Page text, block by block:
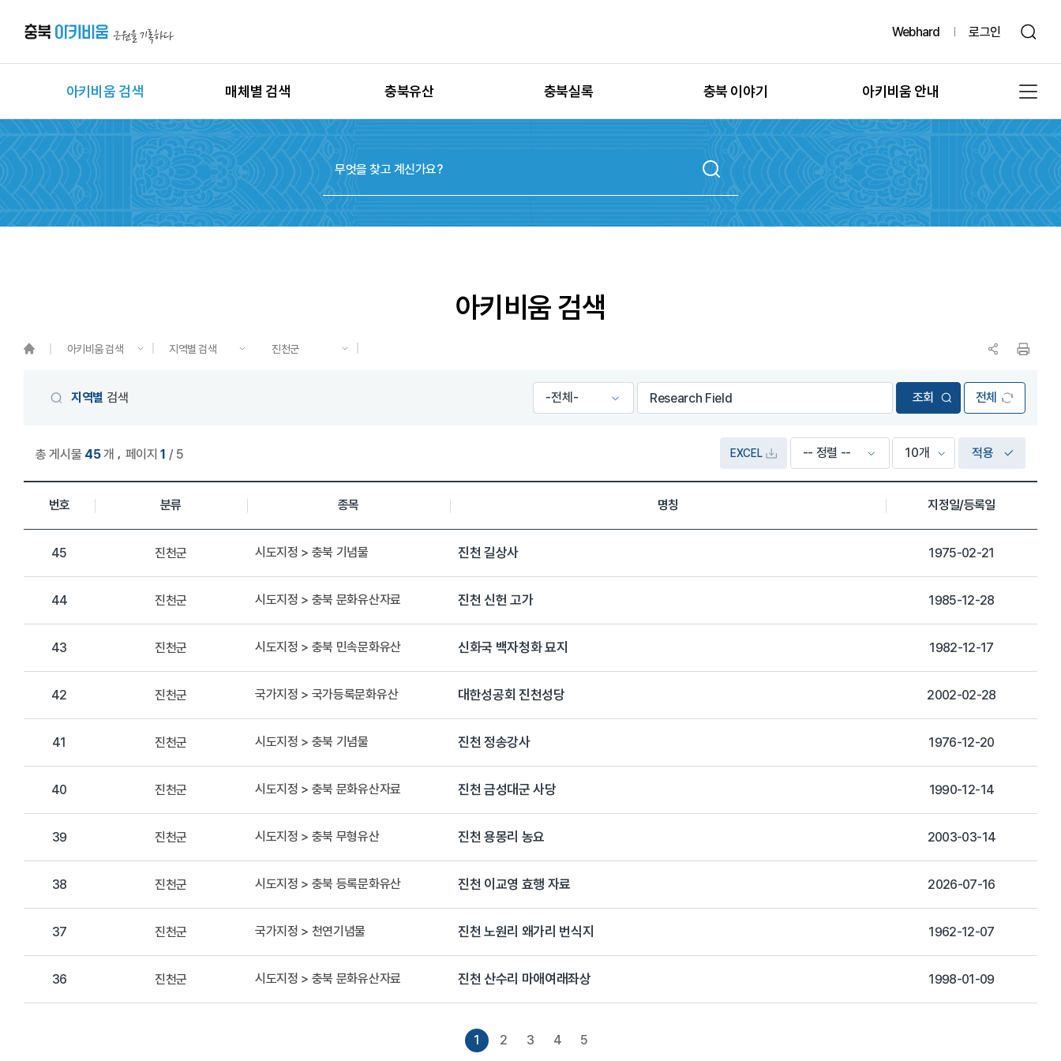
Webhard 로그인
아키비움 검색
상세검색
지역별 검색
시대별 검색
매체별 검색
이미지
동영상
음원
충북유산
유산별 보수정비
충북실록 충북 이야기
그때, 그 시절의 충북
또 다른 기록, 발굴
문화유산의 과거여행
아키비움 안내
공지사항
아키비움 소개
이용방법
아키비움 검색
아키비움 검색 지역별 검색 진천군
지역별 검색 전체
총 게시물 45개 페이지1 / 5 EXCEL 적용
상세정보 관리 목록
번호 분류 종목 명칭 지정일/등록일
45 진천군 시도지정 > 충북 기념물 진천 길상사 1975-02-21
44 진천군 시도지정 > 충북 문화유산자료 진천 신헌 고가 1985-12-28
43 진천군 시도지정 > 충북 민속문화유산 신화국 백자청화 묘지 1982-12-17
42 진천군 국가지정 > 국가등록문화유산 대한성공회 진천성당 2002-02-28
41 진천군 시도지정 > 충북 기념물 진천 정송강사 1976-12-20
40 진천군 시도지정 > 충북 문화유산자료 진천 금성대군 사당 1990-12-14
39 진천군 시도지정 > 충북 무형유산 진천 용몽리 농요 2003-03-14
38 진천군 시도지정 > 충북 등록문화유산 진천 이교영 효행 자료 2026-07-16
37 진천군 국가지정 > 천연기념물 진천 노원리 왜가리 번식지 1962-12-07
36 진천군 시도지정 > 충북 문화유산자료 진천 산수리 마애여래좌상 1998-01-09
1 2 3 4 5